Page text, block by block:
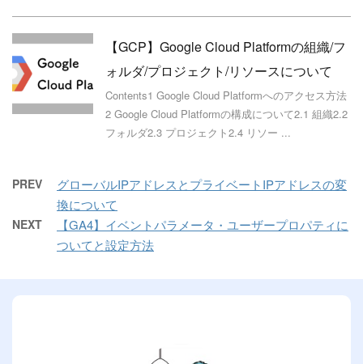
【GCP】Google Cloud Platformの組織/フ
ォルダ/プロジェクト/リソースについて
Contents1 Google Cloud Platformへのアクセス方法
2 Google Cloud Platformの構成について2.1 組織2.2
フォルダ2.3 プロジェクト2.4 リソー ...
PREV
グローバルIPアドレスとプライベートIPアドレスの変
換について
NEXT
【GA4】イベントパラメータ・ユーザープロパティに
ついてと設定方法